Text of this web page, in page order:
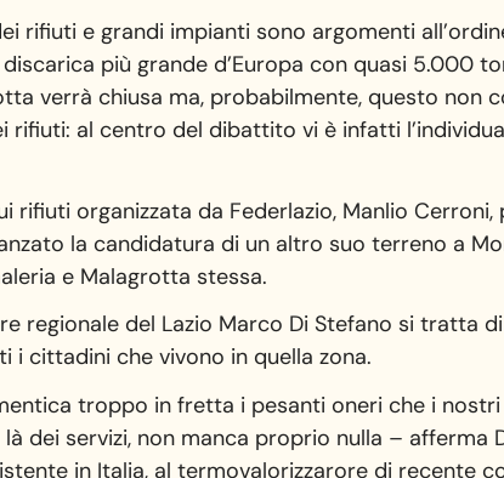
rifiuti e grandi impianti sono argomenti
più grande d’Europa con quasi 5.000
verrà chiusa ma, probabilmente, questo non
rifiuti: al centro del dibattito vi è infatti
rifiuti organizzata da Federlazio, Manlio
la candidatura di un altro suo terreno a
e Malagrotta stessa.
regionale del Lazio Marco Di Stefano si tratta
i cittadini che vivono in quella zona.
troppo in fretta i pesanti oneri che i
dei servizi, non manca proprio nulla – afferma
in Italia, al termovalorizzarore di recente